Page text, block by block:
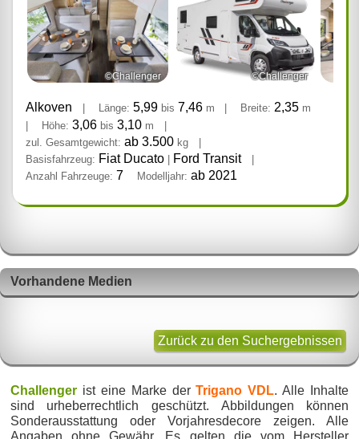
©Challenger ©Challenger
Alkoven Länge: 5,99 bis 7,46 m Breite: 2,35 m
|
Höhe: 3,06 bis 3,10 m
|
zul. Gesamtgewicht: ab 3.500 kg
|
Basisfahrzeug: Fiat Ducato Ford Transit
Anzahl Fahrzeuge: 7 Modelljahr: ab 2021
Vorhandene Medien
Zurück zu den Suchergebnissen
Challengerist eine Marke derTrigano VDL. Alle Inhalte
sind urheberrechtlich geschützt. Abbildungen können
Sonderausstattung oder Vorjahresdecore zeigen. Alle
Angaben ohne Gewähr. Es gelten die vom Hersteller